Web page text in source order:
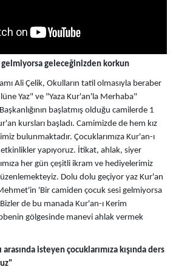
geleceğinizden korkun
Ali Çelik, Okulların tatil olmasıyla beraber
Yaz" ve "Yaza Kur'an'la Merhaba"
başlatmış olduğu camilerde 1
kursları başladı. Camimizde de hem kız
bulunmaktadır. Çocuklarımıza Kur'an-ı
etkinlikler yapıyoruz. İtikat, ahlak, siyer
her gün çeşitli ikram ve hediyelerimiz
Dolu dolu geçiyor yaz Kur'an
'Bir camiden çocuk sesi gelmiyorsa
de bu manada Kur'an-ı Kerim
gölgesinde manevi ahlak vermek
isteyen çocuklarımıza kışında ders